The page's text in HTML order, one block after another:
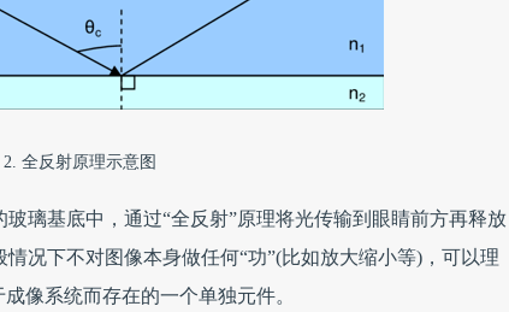
2. 全反射原理示意图
璃基底中，通过“全反射”原理将光传输到眼睛前方再释放
况下不对图像本身做任何“功”(比如放大缩小等)，可以理
像系统而存在的一个单独元件。